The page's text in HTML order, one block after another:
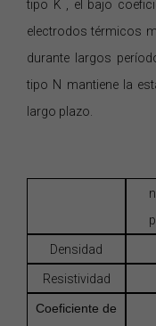
tipo K , el
bajo
electrodos térmicos
durante largos
tipo N mantiene la
largo plazo.
Densidad
Resistividad
Coeficiente de